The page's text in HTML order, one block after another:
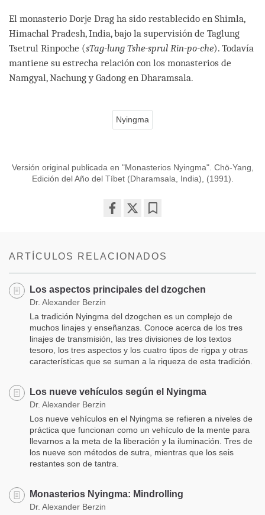
El monasterio Dorje Drag ha sido restablecido en Shimla,
Himachal Pradesh, India, bajo la supervisión de Taglung
Tsetrul Rinpoche (sTag-lung Tshe-sprul Rin-po-che). Todavía
mantiene su estrecha relación con los monasterios de
Namgyal, Nachung y Gadong en Dharamsala.
Nyingma
Versión original publicada en "Monasterios Nyingma". Chö-Yang,
Edición del Año del Tíbet (Dharamsala, India), (1991).
ARTÍCULOS RELACIONADOS
Los aspectos principales del dzogchen
Dr. Alexander Berzin
La tradición Nyingma del dzogchen es un complejo de
muchos linajes y enseñanzas. Conoce acerca de los tres
linajes de transmisión, las tres divisiones de los textos
tesoro, los tres aspectos y los cuatro tipos de rigpa y otras
características que se suman a la riqueza de esta tradición.
Los nueve vehículos según el Nyingma
Dr. Alexander Berzin
Los nueve vehículos en el Nyingma se refieren a niveles de
práctica que funcionan como un vehículo de la mente para
llevarnos a la meta de la liberación y la iluminación. Tres de
los nueve son métodos de sutra, mientras que los seis
restantes son de tantra.
Monasterios Nyingma: Mindrolling
Dr. Alexander Berzin